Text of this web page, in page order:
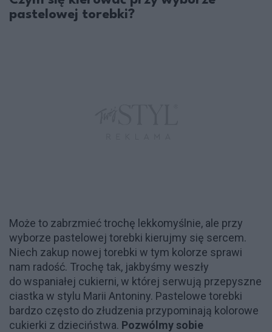
pastelowej torebki?
Może to zabrzmieć trochę lekkomyślnie, ale przy
wyborze pastelowej torebki kierujmy się sercem.
Niech zakup nowej torebki w tym kolorze sprawi
nam radość. Trochę tak, jakbyśmy weszły
do wspaniałej cukierni, w której serwują przepyszne
ciastka w stylu Marii Antoniny. Pastelowe torebki
bardzo często do złudzenia przypominają kolorowe
cukierki z dzieciństwa. Pozwólmy sobie